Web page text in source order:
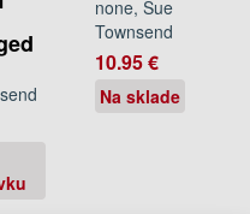
none, Sue
Townsend
10.95 €
Na sklade